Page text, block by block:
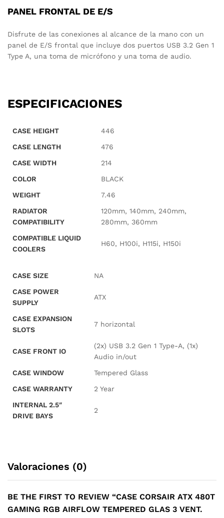
PANEL FRONTAL DE E/S
Disfrute de las conexiones al alcance de la mano con un
panel de E/S frontal que incluye dos puertos USB 3.2 Gen 1
Type A, una toma de micrófono y una toma de audio.
ESPECIFICACIONES
CASE HEIGHT
446
CASE LENGTH
476
CASE WIDTH
214
COLOR
BLACK
WEIGHT
7.46
RADIATOR
COMPATIBILITY
120mm, 140mm, 240mm,
280mm, 360mm
COMPATIBLE LIQUID
COOLERS
H60, H100i, H115i, H150i
CASE SIZE
NA
CASE POWER
SUPPLY
ATX
CASE EXPANSION
SLOTS
7 horizontal
CASE FRONT IO
(2x) USB 3.2 Gen 1 Type-A, (1x)
Audio in/out
CASE WINDOW
Tempered Glass
CASE WARRANTY
2 Year
INTERNAL 2.5″
DRIVE BAYS
2
Valoraciones (0)
BE THE FIRST TO REVIEW “CASE CORSAIR ATX 480T
GAMING RGB AIRFLOW TEMPERED GLAS 3 VENT.